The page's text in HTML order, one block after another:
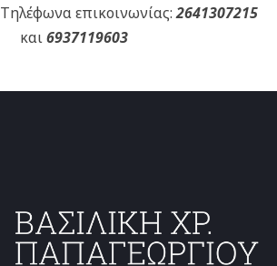
Τηλέφωνα επικοινωνίας:2641307215
και6937119603